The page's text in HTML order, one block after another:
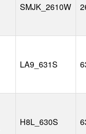
SMJK_2610W
LA9_631S
H8L_630S